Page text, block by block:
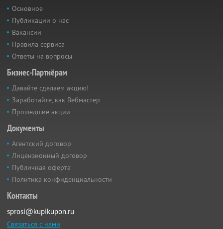
Основное
Публикации о нас
Вакансии
Правила сервиса
Ответы на вопросы
Бизнес-Партнёрам
Давайте сделаем акцию!
Заработайте, как Вебмастер
Прошедшие акции
Документы
Агентский договор
Лицензионный договор
Публичная оферта
Политика конфиденциальности
Контакты
sprosi@kupikupon.ru
Связаться с нами